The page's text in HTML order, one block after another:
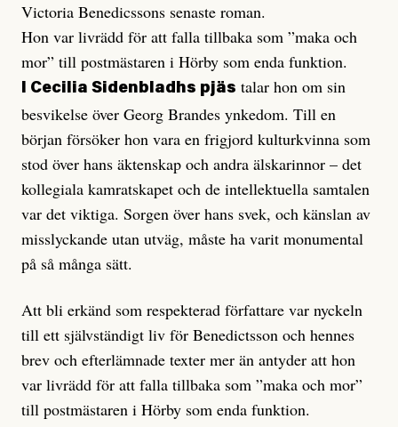
Victoria Benedicssons senaste roman.
Hon var livrädd för att falla tillbaka som ”maka och
mor” till postmästaren i Hörby som enda funktion.
I Cecilia Sidenbladhs pjäs talar hon om sin
besvikelse över Georg Brandes ynkedom. Till en
början försöker hon vara en frigjord kulturkvinna som
stod över hans äktenskap och andra älskarinnor – det
kollegiala kamratskapet och de intellektuella samtalen
var det viktiga. Sorgen över hans svek, och känslan av
misslyckande utan utväg, måste ha varit monumental
på så många sätt.
Att bli erkänd som respekterad författare var nyckeln
till ett självständigt liv för Benedictsson och hennes
brev och efterlämnade texter mer än antyder att hon
var livrädd för att falla tillbaka som ”maka och mor”
till postmästaren i Hörby som enda funktion.